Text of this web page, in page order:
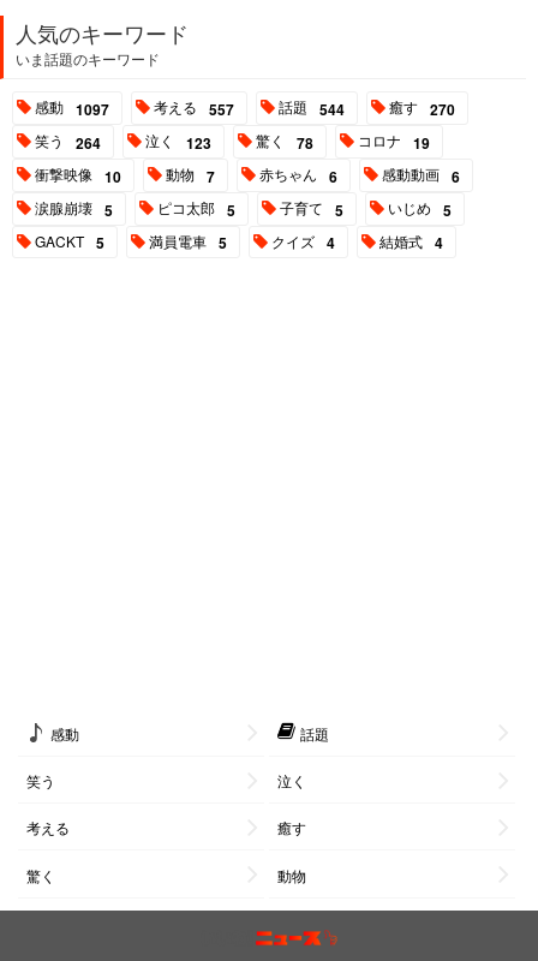
人気のキーワード
いま話題のキーワード
感動 1097 考える 557 話題 544 癒す 270
笑う 264 泣く 123 驚く 78 コロナ 19
衝撃映像 10 動物 7 赤ちゃん 6 感動動画 6
涙腺崩壊 5 ピコ太郎 5 子育て 5 いじめ 5
GACKT 5 満員電車 5 クイズ 4 結婚式 4
感動 話題
笑う 泣く
考える 癒す
驚く 動物